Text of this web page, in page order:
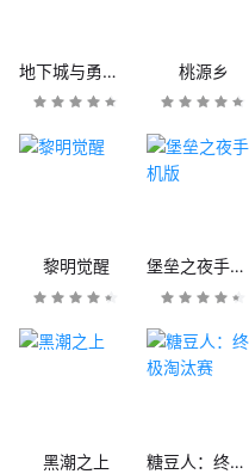
地下城与勇士M 桃源乡
黎明觉醒 堡垒之夜手机版
黑潮之上 糖豆人：终极淘汰赛